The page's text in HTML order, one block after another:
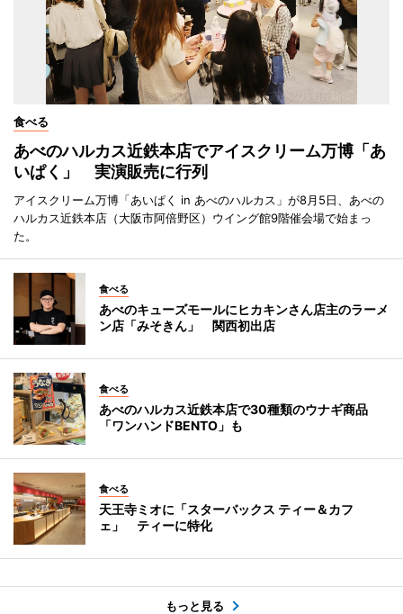
食べる
あべのハルカス近鉄本店でアイスクリーム万博「あ
いぱく」 実演販売に行列
アイスクリーム万博「あいぱく in あべのハルカス」が8月5日、あべの
ハルカス近鉄本店（大阪市阿倍野区）ウイング館9階催会場で始まっ
た。
食べる
あべのキューズモールにヒカキンさん店主のラーメ
ン店「みそきん」 関西初出店
食べる
あべのハルカス近鉄本店で30種類のウナギ商品
「ワンハンドBENTO」も
食べる
天王寺ミオに「スターバックス ティー＆カフ
ェ」 ティーに特化
もっと見る